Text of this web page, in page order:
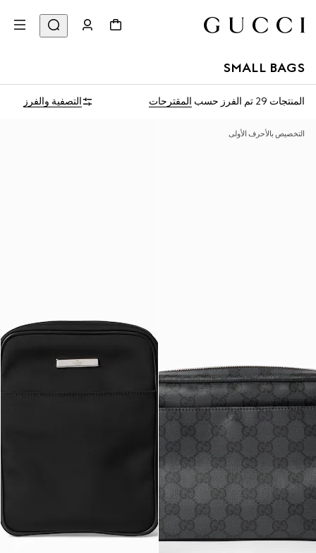
SMALL BAGS
المنتجات 29 تم الفرز حسب المقترحات التصفية والفرز
التخصيص بالأحرف الأولى